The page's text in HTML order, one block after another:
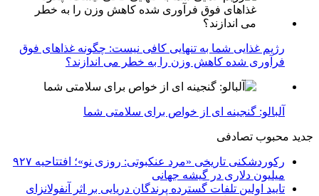
رژیم غذایی شما به تنهایی کافی نیست: چگونه غذاهای فوق
فرآوری شده کاهش وزن را به خطر می اندازند؟
آلبالو: گنجینه ای از خواص برای سلامتی شما
جدید محبوب تصادفی
رکوردشکنی تاریخی «مرد عنکبوتی: روزی نو»؛ افتتاحیه ۹۲۷
میلیون دلاری در گیشه جهانی
تایید اولین تلفات گسترده پرندگان دریایی بر اثر آنفولانزای